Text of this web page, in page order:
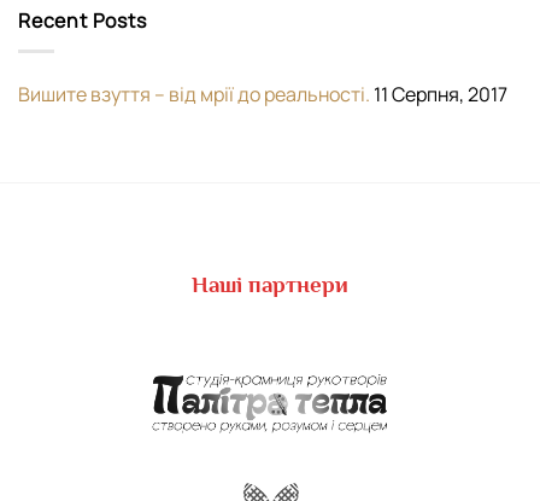
Recent Posts
Вишите взуття – від мрії до реальності. 11 Серпня, 2017
Наші партнери